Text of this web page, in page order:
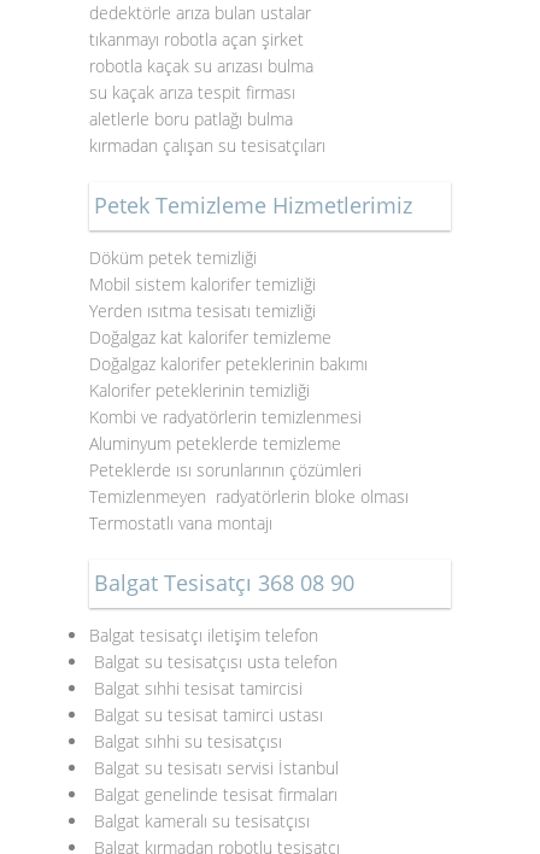
dedektörle arıza bulan ustalar
tıkanmayı robotla açan şirket
robotla kaçak su arızası bulma
su kaçak arıza tespit firması
aletlerle boru patlağı bulma
kırmadan çalışan su tesisatçıları
Petek Temizleme Hizmetlerimiz
Döküm petek temizliği
Mobil sistem kalorifer temizliği
Yerden ısıtma tesisatı temizliği
Doğalgaz kat kalorifer temizleme
Doğalgaz kalorifer peteklerinin bakımı
Kalorifer peteklerinin temizliği
Kombi ve radyatörlerin temizlenmesi
Aluminyum peteklerde temizleme
Peteklerde ısı sorunlarının çözümleri
Temizlenmeyen radyatörlerin bloke olması
Termostatlı vana montajı
Balgat Tesisatçı 368 08 90
Balgat tesisatçı iletişim telefon
Balgat su tesisatçısı usta telefon
Balgat sıhhi tesisat tamircisi
Balgat su tesisat tamirci ustası
Balgat sıhhi su tesisatçısı
Balgat su tesisatı servisi İstanbul
Balgat genelinde tesisat firmaları
Balgat kameralı su tesisatçısı
Balgat kırmadan robotlu tesisatçı